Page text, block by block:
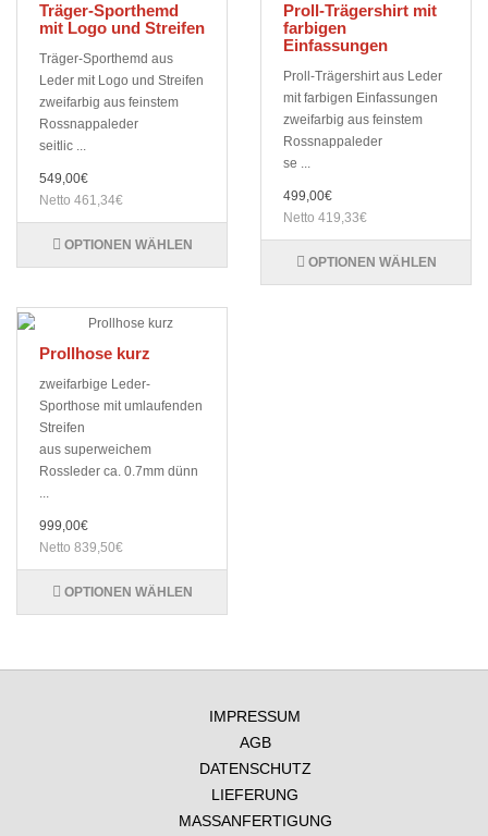
Träger-Sporthemd
mit Logo und Streifen
Träger-Sporthemd aus
Leder mit Logo und Streifen
zweifarbig aus feinstem
Rossnappaleder
seitlic ...
549,00€
Netto 461,34€
OPTIONEN WÄHLEN
Proll-Trägershirt mit
farbigen
Einfassungen
Proll-Trägershirt aus Leder
mit farbigen Einfassungen
zweifarbig aus feinstem
Rossnappaleder
se ...
499,00€
Netto 419,33€
OPTIONEN WÄHLEN
Prollhose kurz
zweifarbige Leder-
Sporthose mit umlaufenden
Streifen
aus superweichem
Rossleder ca. 0.7mm dünn
...
999,00€
Netto 839,50€
OPTIONEN WÄHLEN
IMPRESSUM
AGB
DATENSCHUTZ
LIEFERUNG
MASSANFERTIGUNG